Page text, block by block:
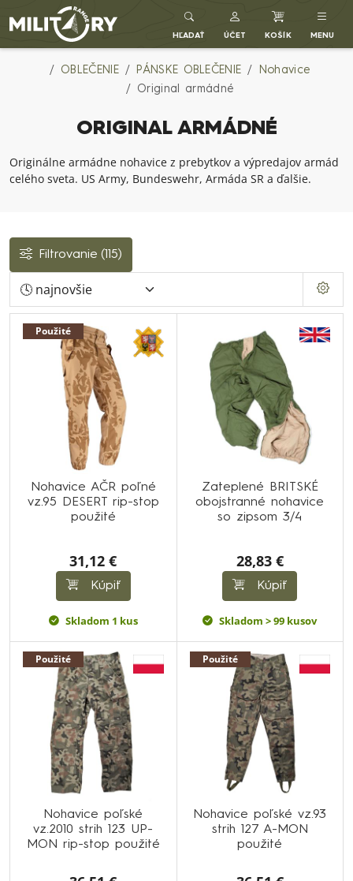
Army shop MILITARY RANGE SK
HĽADAŤ ÚČET KOŠÍK MENU
OBLEČENIE PÁNSKE OBLEČENIE
Nohavice
Original armádné
ORIGINAL ARMÁDNÉ
Originálne armádne nohavice z prebytkov a výpredajov armád
celého sveta. US Army, Bundeswehr, Armáda SR a ďalšie.
Filtrovanie (115)
Použité
Nohavice AČR poľné
vz.95 DESERT rip-stop
použité
31,12 €
Kúpiť
Skladom 1 kus
Zateplené BRITSKÉ
obojstranné nohavice
so zipsom 3/4
28,83 €
Kúpiť
Skladom > 99 kusov
Použité
Nohavice poľské
vz.2010 strih 123 UP-
MON rip-stop použité
Použité
Nohavice poľské vz.93
strih 127 A-MON
použité